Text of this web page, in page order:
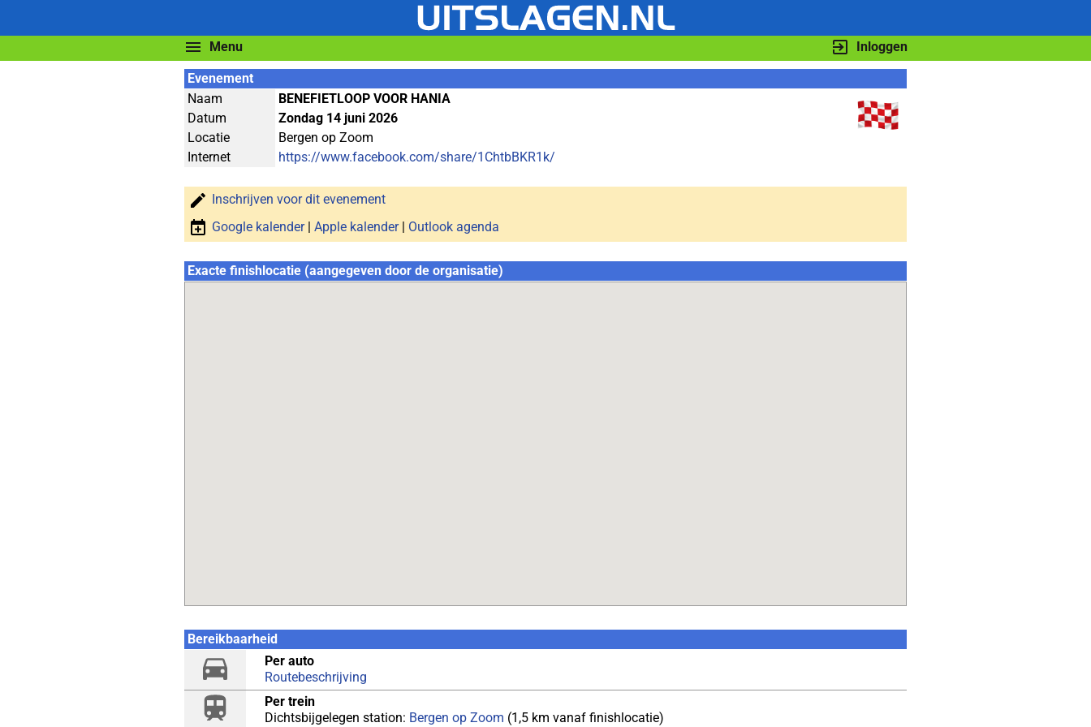
Menu Inloggen
Evenement
Naam
BENEFIETLOOP VOOR HANIA
Datum
Zondag 14 juni 2026
Locatie
Bergen op Zoom
Internet
https://www.facebook.com/share/1ChtbBKR1k/
Inschrijven voor dit evenement
Google kalender| Apple kalender| Outlook agenda
Exacte finishlocatie (aangegeven door de organisatie)
Bereikbaarheid
Per auto
Routebeschrijving
Per trein
Dichtsbijgelegen station: Bergen op Zoom (1,5 km vanaf finishlocatie)